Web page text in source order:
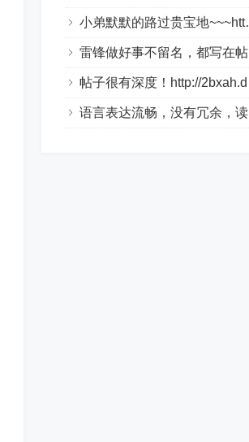
小弟默默的路过贵宝地~~~http://bztn9s.dlqyt.com/
雷锋做好事不留名，都写在帖子里！http://4tge4.drtl688.com/
帖子很有深度！http://2bxah.dlqyt.com/
语言表达流畅，没有冗余，读起来很舒服。http://xo310.drtl688.com/